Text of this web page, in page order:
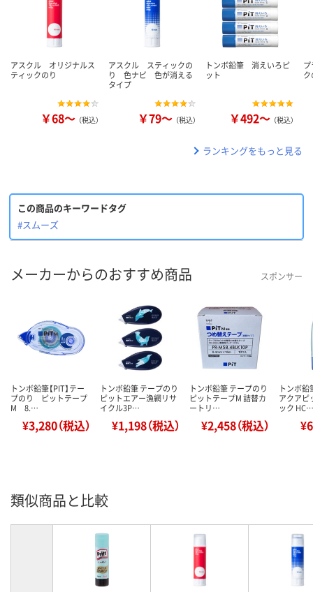
アスクル オリジナルス
ティックのり
￥68～ （税込）
アスクル スティックの
り 色ナビ 色が消える
タイプ
￥79～ （税込）
トンボ鉛筆 消えいろピ
ット
￥492～ （税込）
ランキングをもっと見る
この商品のキーワードタグ
#スムーズ
メーカーからのおすすめ商品 スポンサー
トンボ鉛筆【PIT】テー
プのり ピットテープ
M 8.…
¥3,280（税込）
トンボ鉛筆 テープのり
ピットエアー漁網リサ
イクル3P…
¥1,198（税込）
トンボ鉛筆 テープのり
ピットテープM 詰替カ
ートリ…
¥2,458（税込）
トンボ
アクア
ック HC…
類似商品と比較